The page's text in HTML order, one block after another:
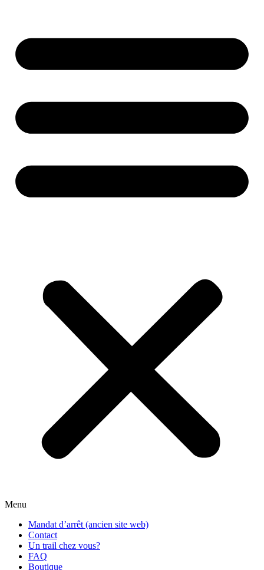
Menu
Mandat d’arrêt (ancien site web)
Contact
Un trail chez vous?
FAQ
Boutique